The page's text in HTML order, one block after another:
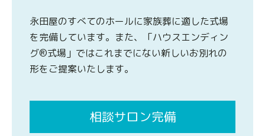
永田屋のすべてのホールに家族葬に適した式場
を完備しています。また、「ハウスエンディン
グ®式場」ではこれまでにない新しいお別れの
形をご提案いたします。
相談サロン完備